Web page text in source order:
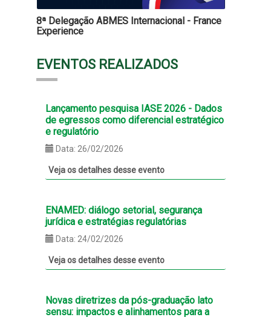
8ª Delegação ABMES Internacional - France
Experience
EVENTOS REALIZADOS
Lançamento pesquisa IASE 2026 - Dados
de egressos como diferencial estratégico
e regulatório
Data: 26/02/2026
Veja os detalhes desse evento
ENAMED: diálogo setorial, segurança
jurídica e estratégias regulatórias
Data: 24/02/2026
Veja os detalhes desse evento
Novas diretrizes da pós-graduação lato
sensu: impactos e alinhamentos para a